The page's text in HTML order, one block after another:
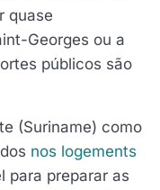
quase
Georges ou a
públicos são
(Suriname) como
nos logements
para preparar as